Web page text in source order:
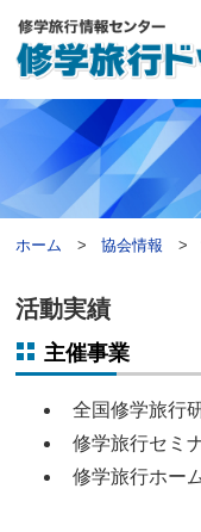
ホーム 協会情報
活動実績
主催事業
全国修学旅行
修学旅行セミ
修学旅行ホー